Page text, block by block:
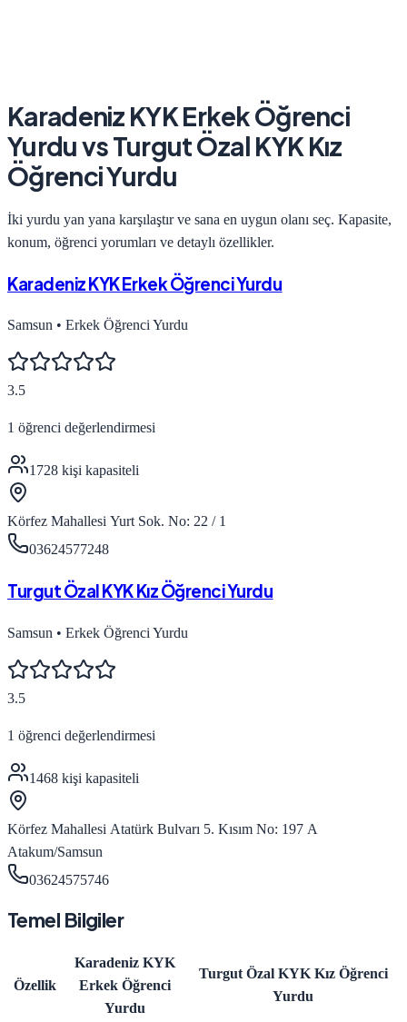
Karadeniz KYK Erkek Öğrenci
YurduvsTurgut Özal KYK Kız
Öğrenci Yurdu
İki yurdu yan yana karşılaştır ve sana en uygun olanı seç. Kapasite,
konum, öğrenci yorumları ve detaylı özellikler.
Karadeniz KYK Erkek Öğrenci Yurdu
Samsun • Erkek Öğrenci Yurdu
3.5
1 öğrenci değerlendirmesi
1728 kişi kapasiteli
Körfez Mahallesi Yurt Sok. No: 22 / 1
03624577248
Turgut Özal KYK Kız Öğrenci Yurdu
Samsun • Erkek Öğrenci Yurdu
3.5
1 öğrenci değerlendirmesi
1468 kişi kapasiteli
Körfez Mahallesi Atatürk Bulvarı 5. Kısım No: 197 A
Atakum/Samsun
03624575746
Temel Bilgiler
Özellik
Karadeniz KYK
Erkek Öğrenci
Yurdu
Turgut Özal KYK Kız Öğrenci
Yurdu